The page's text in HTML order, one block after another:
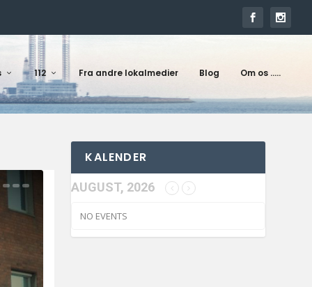
112 Fra andre lokalmedier Blog Om os …..
KALENDER
AUGUST, 2026
NO EVENTS